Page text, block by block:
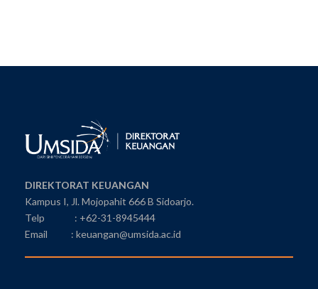
DIREKTORAT KEUANGAN
Kampus I, Jl. Mojopahit 666 B Sidoarjo.
Telp : +62-31-8945444
Email : keuangan@umsida.ac.id